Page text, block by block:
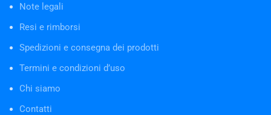
Note legali
Resi e rimborsi
Spedizioni e consegna dei prodotti
Termini e condizioni d’uso
Chi siamo
Contatti